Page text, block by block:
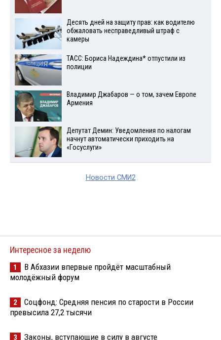
Десять дней на защиту прав: как водителю
обжаловать несправедливый штраф с
камеры
ТАСС: Бориса Надеждина* отпустили из
полиции
Владимир Джабаров — о том, зачем Европе
Армения
Депутат Демин: Уведомления по налогам
начнут автоматически приходить на
«Госуслуги»
Новости СМИ2
Интересное за неделю
1
В Абхазии впервые пройдёт масштабный
молодёжный форум
2
Соцфонд: Средняя пенсия по старости в России
превысила 27,2 тысячи
3 Законы, вступающие в силу в августе